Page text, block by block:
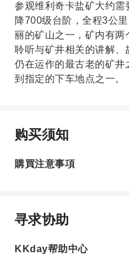
参观维利奇卡盐矿大约
降700级台阶，全程3公
丽的矿山之一，矿内有两
聆听与矿井相关的讲解、
仍在运作的最古老的矿井
到指定的下车地点之一。
购买须知
購買注意事項
寻求协助
KKday帮助中心